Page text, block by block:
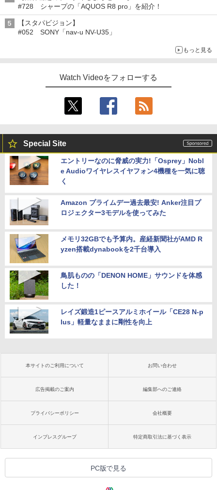
#728 シャープの「AQUOS R8 pro」を紹介！
【スタパビジョン】
#052 SONY「nav-u NV-U35」
もっと見る
Watch Videoをフォローする
Special Site
エントリーなのに脅威の実力!「Osprey」Nobl
e Audioワイヤレスイヤフォン4機種を一気に聴
く
Amazon プライムデー過去最安! Anker注目プ
ロジェクター3モデルを使ってみた
メモリ32GBでも予算内。産経新聞社がAMD R
yzen搭載dynabookを2千台導入
鳥肌ものの「DENON HOME」サウンドを体感
した！
レイズ鍛造1ピースアルミホイール「CE28 N-p
lus」軽量なままに剛性を向上
本サイトのご利用について お問い合わせ
広告掲載のご案内 編集部へのご連絡
プライバシーポリシー 会社概要
インプレスグループ 特定商取引法に基づく表示
PC版で見る